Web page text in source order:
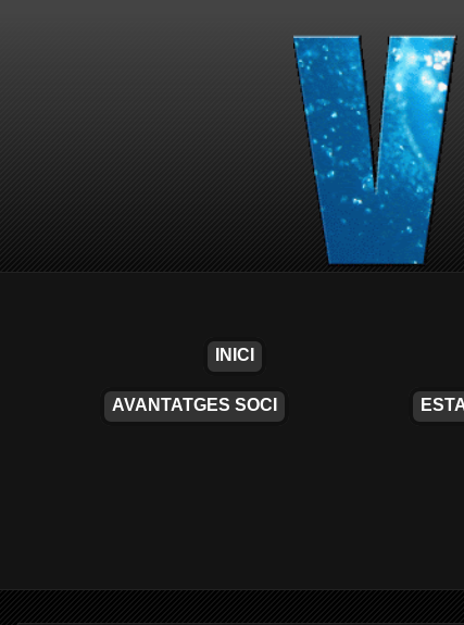
INICI
AVANTATGES SOCI